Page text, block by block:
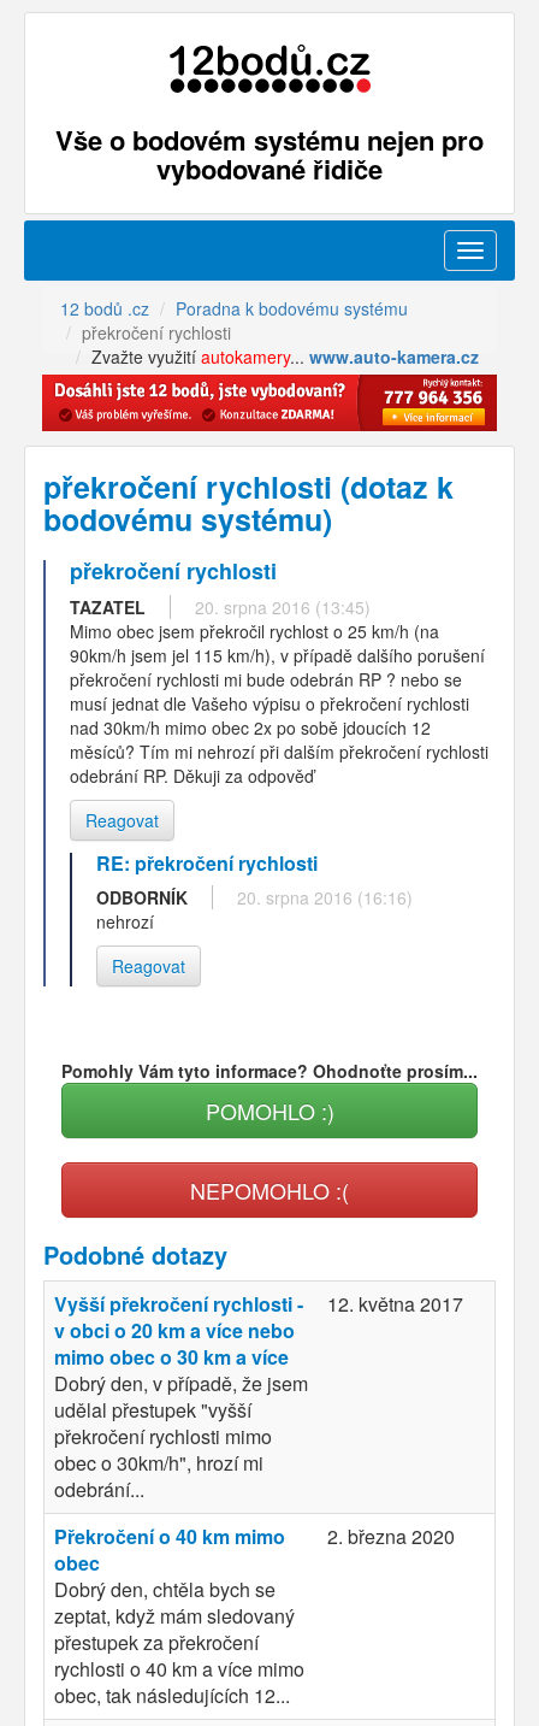
Vše o bodovém systému nejen pro
vybodované řidiče
Menu
12 bodů .cz
Poradna k bodovému systému
překročení rychlosti
Zvažte využití autokamery... www.auto-kamera.cz
překročení rychlosti (dotaz k
bodovému systému)
překročení rychlosti
TAZATEL
20. srpna 2016 (13:45)
Mimo obec jsem překročil rychlost o 25 km/h (na
90km/h jsem jel 115 km/h), v případě dalšího porušení
překročení rychlosti mi bude odebrán RP ? nebo se
musí jednat dle Vašeho výpisu o překročení rychlosti
nad 30km/h mimo obec 2x po sobě jdoucích 12
měsíců? Tím mi nehrozí při dalším překročení rychlosti
odebrání RP. Děkuji za odpověď
Reagovat
RE: překročení rychlosti
ODBORNÍK
20. srpna 2016 (16:16)
nehrozí
Reagovat
Pomohly Vám tyto informace? Ohodnoťte prosím...
POMOHLO :)
NEPOMOHLO :(
Podobné dotazy
Vyšší překročení rychlosti -
v obci o 20 km a více nebo
mimo obec o 30 km a více
Dobrý den, v případě, že jsem
udělal přestupek "vyšší
překročení rychlosti mimo
obec o 30km/h", hrozí mi
odebrání...
12. května 2017
Překročení o 40 km mimo
obec
Dobrý den, chtěla bych se
zeptat, když mám sledovaný
přestupek za překročení
rychlosti o 40 km a více mimo
obec, tak následujících 12...
2. března 2020